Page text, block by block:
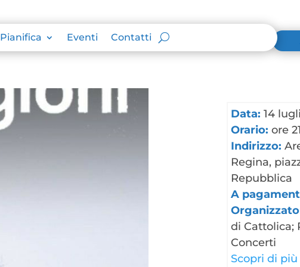
Pianifica Eventi Contatti
Data: 14
Orario: ore
Indirizzo:
Regina,
Repubblica
A
di Cattolica;
Concerti
Scopri di più